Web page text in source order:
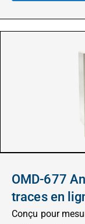
OMD-677
traces en
Conçu pour